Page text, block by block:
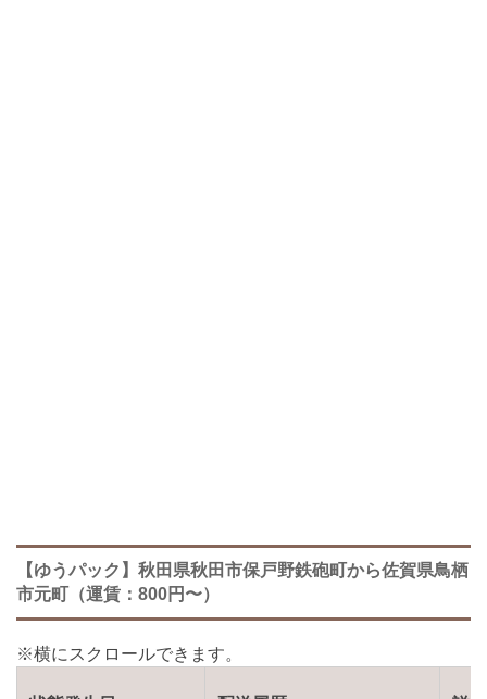
【ゆうパック】秋田県秋田市保戸野鉄砲町から佐賀県鳥栖
市元町（運賃：800円〜）